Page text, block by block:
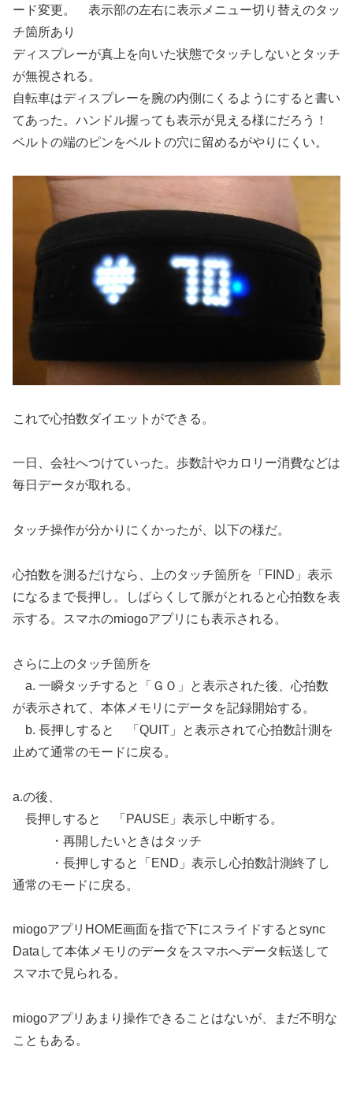
ード変更。 表示部の左右に表示メニュー切り替えのタッ
チ箇所あり
ディスプレーが真上を向いた状態でタッチしないとタッチ
が無視される。
自転車はディスプレーを腕の内側にくるようにすると書い
てあった。ハンドル握っても表示が見える様にだろう！
ベルトの端のピンをベルトの穴に留めるがやりにくい。
これで心拍数ダイエットができる。
一日、会社へつけていった。歩数計やカロリー消費などは
毎日データが取れる。
タッチ操作が分かりにくかったが、以下の様だ。
心拍数を測るだけなら、上のタッチ箇所を「FIND」表示
になるまで長押し。しばらくして脈がとれると心拍数を表
示する。スマホのmiogoアプリにも表示される。
さらに上のタッチ箇所を
a. 一瞬タッチすると「ＧＯ」と表示された後、心拍数
が表示されて、本体メモリにデータを記録開始する。
b. 長押しすると 「QUIT」と表示されて心拍数計測を
止めて通常のモードに戻る。
a.の後、
長押しすると 「PAUSE」表示し中断する。
・再開したいときはタッチ
・長押しすると「END」表示し心拍数計測終了し
通常のモードに戻る。
miogoアプリHOME画面を指で下にスライドするとsync
Dataして本体メモリのデータをスマホへデータ転送して
スマホで見られる。
miogoアプリあまり操作できることはないが、まだ不明な
こともある。